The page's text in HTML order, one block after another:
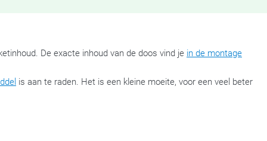
De exacte inhoud van de doos vind je in de montage
is aan te raden. Het is een kleine moeite, voor een veel beter
die zich gemakkelijk laat monteren op motorscooters en